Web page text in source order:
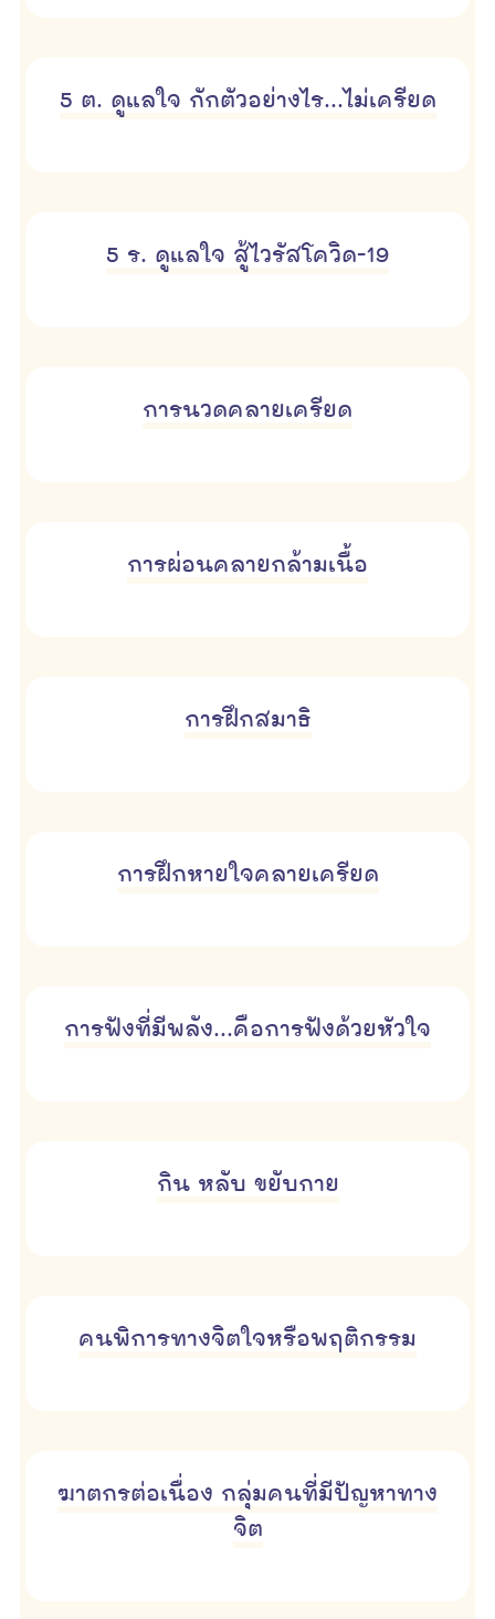
5 ต. ดูแลใจ กักตัวอย่างไร...ไม่เครียด
5 ร. ดูแลใจ สู้ไวรัสโควิด-19
การนวดคลายเครียด
การผ่อนคลายกล้ามเนื้อ
การฝึกสมาธิ
การฝึกหายใจคลายเครียด
การฟังที่มีพลัง...คือการฟังด้วยหัวใจ
กิน หลับ ขยับกาย
คนพิการทางจิตใจหรือพฤติกรรม
ฆาตกรต่อเนื่อง กลุ่มคนที่มีปัญหาทาง
จิต